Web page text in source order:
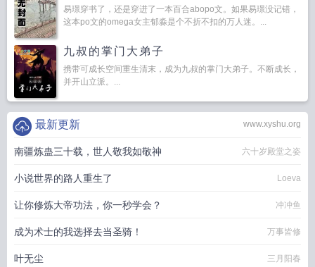
易璟穿书了，还是穿进了一本百合abopo文。如果易璟没记错，
这本po文的omega女主郁淼是个不折不扣的万人迷。...
九叔的掌门大弟子
携带可成长空间重生清末，成为九叔的掌门大弟子。不断成长，
并开山立派。...
www.xyshu.org
最新更新
南疆炼蛊三十载，世人敬我如敬神 六十岁殿堂之姿
小说世界的路人重生了 Loeva
让你修炼大帝功法，你一秒学会？ 冲冲鱼
成为术士的我选择去当圣骑！ 万事皆修
叶无尘 三月阳春